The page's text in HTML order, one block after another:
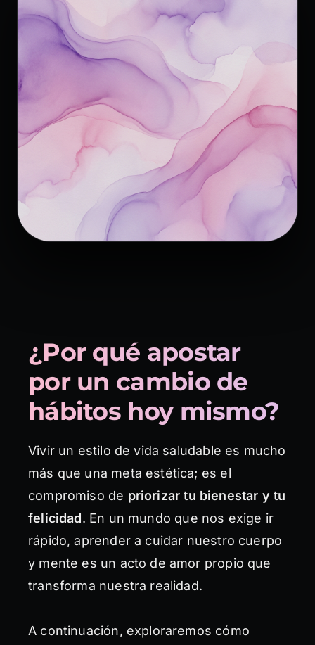
¿Por qué apostar
por un cambio de
hábitos hoy mismo?
Vivir un estilo de vida saludable es mucho
más que una meta estética; es el
compromiso de priorizar tu bienestar y tu
felicidad. En un mundo que nos exige ir
rápido, aprender a cuidar nuestro cuerpo
y mente es un acto de amor propio que
transforma nuestra realidad.
A continuación, exploraremos cómo